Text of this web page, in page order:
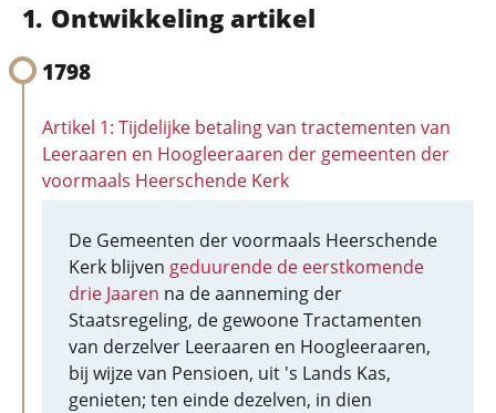
Ontwikkeling artikel
1798
Artikel 1: Tijdelijke betaling van tractementen van
Leeraaren en Hoogleeraaren der gemeenten der
voormaals Heerschende Kerk
De Gemeenten der voormaals Heerschende
Kerk blijven geduurende de eerstkomende
drie Jaaren na de aanneming der
Staatsregeling, de gewoone Tractamenten
van derzelver Leeraaren en Hoogleeraaren,
bij wijze van Pensioen, uit 's Lands Kas,
genieten; ten einde dezelven, in dien